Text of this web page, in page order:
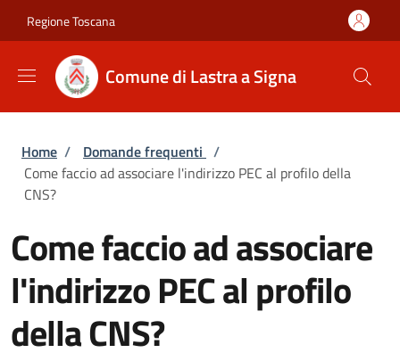
Regione Toscana
Comune di Lastra a Signa
Briciole di pane
Home / Domande frequenti /
Come faccio ad associare l'indirizzo PEC al profilo della
CNS?
Come faccio ad associare
l'indirizzo PEC al profilo
della CNS?